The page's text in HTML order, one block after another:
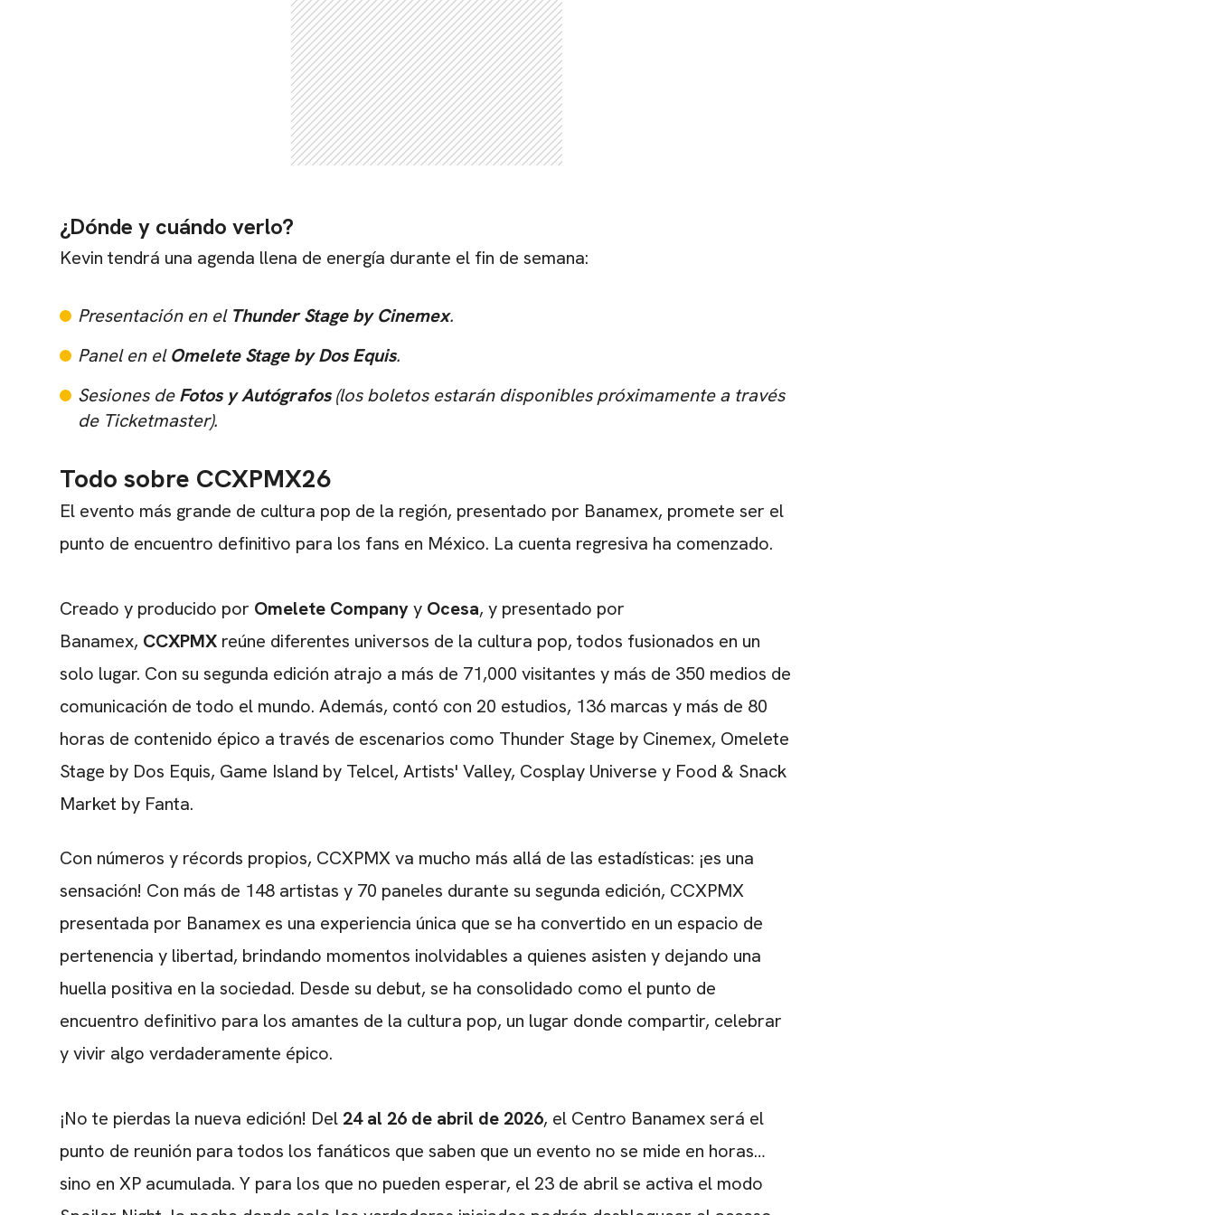
¿Dónde y cuándo verlo?
Kevin tendrá una agenda llena de energía durante el fin de semana:
Presentación en el Thunder Stage by Cinemex.
Panel en elOmelete Stage by Dos Equis.
Sesiones deFotos y Autógrafos(los boletos estarán disponibles próximamente a través
de Ticketmaster).
Todo sobre CCXPMX26
El evento más grande de cultura pop de la región, presentado por Banamex, promete ser el
punto de encuentro definitivo para los fans en México. La cuenta regresiva ha comenzado.
Creado y producido por Omelete Companyy Ocesa, y presentado por
Banamex, CCXPMX reúne diferentes universos de la cultura pop, todos fusionados en un
solo lugar. Con su segunda edición atrajo a más de 71,000 visitantes y más de 350 medios de
comunicación de todo el mundo. Además, contó con 20 estudios, 136 marcas y más de 80
horas de contenido épico a través de escenarios como Thunder Stage by Cinemex, Omelete
Stage by Dos Equis, Game Island by Telcel, Artists' Valley, Cosplay Universe y Food & Snack
Market by Fanta.
Con números y récords propios, CCXPMX va mucho más allá de las estadísticas: ¡es una
sensación! Con más de 148 artistas y 70 paneles durante su segunda edición, CCXPMX
presentada por Banamex es una experiencia única que se ha convertido en un espacio de
pertenencia y libertad, brindando momentos inolvidables a quienes asisten y dejando una
huella positiva en la sociedad. Desde su debut, se ha consolidado como el punto de
encuentro definitivo para los amantes de la cultura pop, un lugar donde compartir, celebrar
y vivir algo verdaderamente épico.
¡No te pierdas la nueva edición! Del 24 al 26 de abril de 2026, el Centro Banamex será el
punto de reunión para todos los fanáticos que saben que un evento no se mide en horas…
sino en XP acumulada. Y para los que no pueden esperar, el 23 de abril se activa el modo